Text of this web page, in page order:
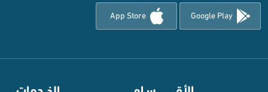
Google Play
App Store